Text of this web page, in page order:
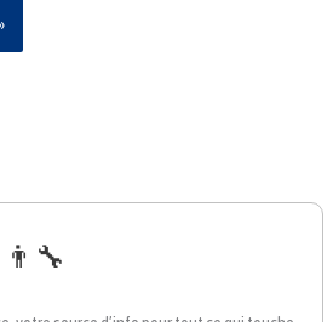
👨‍🔧